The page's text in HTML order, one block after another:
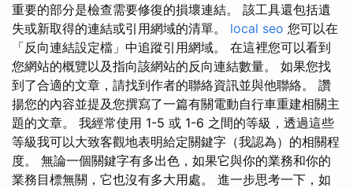
重要的部分是檢查需要修復的損壞連結。 該工具還包括遺
失或新取得的連結或引用網域的清單。 local seo 您可以在
「反向連結設定檔」中追蹤引用網域。 在這裡您可以看到
您網站的概覽以及指向該網站的反向連結數量。 如果您找
到了合適的文章，請找到作者的聯絡資訊並與他聯絡。 讚
揚您的內容並提及您撰寫了一篇有關電動自行車重建相關主
題的文章。 我經常使用 1-5 或 1-6 之間的等級，透過這些
等級我可以大致客觀地表明給定關鍵字（我認為）的相關程
度。 無論一個關鍵字有多出色，如果它與你的業務和你的
業務目標無關，它也沒有多大用處。 進一步思考一下，如